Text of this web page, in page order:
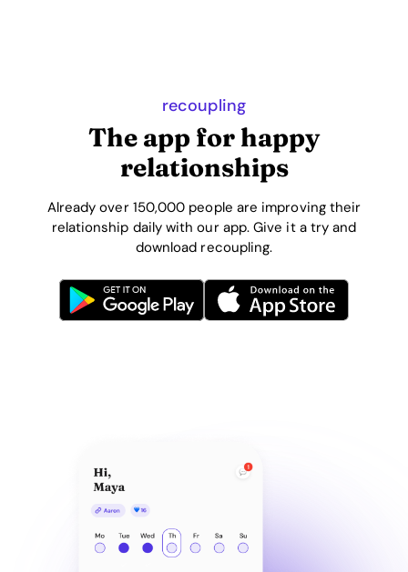
recoupling
The app for happy
relationships
Already over 150,000 people are improving their
relationship daily with our app. Give it a try and
download recoupling.